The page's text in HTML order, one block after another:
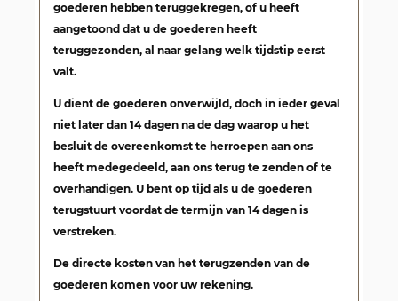
goederen hebben teruggekregen, of u heeft
aangetoond dat u de goederen heeft
teruggezonden, al naar gelang welk tijdstip eerst
valt.
U dient de goederen onverwijld, doch in ieder geval
niet later dan 14 dagen na de dag waarop u het
besluit de overeenkomst te herroepen aan ons
heeft medegedeeld, aan ons terug te zenden of te
overhandigen. U bent op tijd als u de goederen
terugstuurt voordat de termijn van 14 dagen is
verstreken.
De directe kosten van het terugzenden van de
goederen komen voor uw rekening.